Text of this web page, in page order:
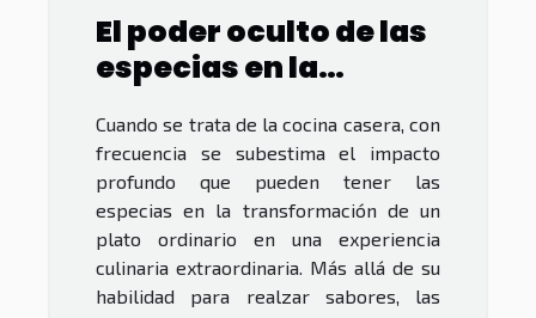
El poder oculto de las
especias en la
Cuando se trata de la cocina casera, con
frecuencia se subestima el impacto
profundo que pueden tener las
especias en la transformación de un
plato ordinario en una experiencia
culinaria extraordinaria. Más allá de su
habilidad para realzar sabores, las